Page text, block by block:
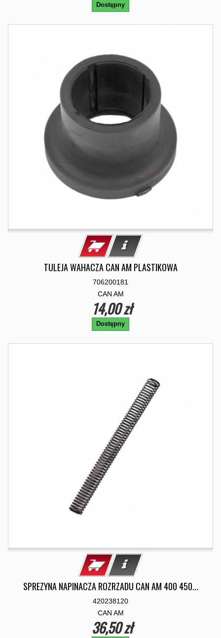
Dostępny
TULEJA WAHACZA CAN AM PLASTIKOWA
706200181
CAN AM
14,00 zł
Dostępny
SPREZYNA NAPINACZA ROZRZADU CAN AM 400 450...
420238120
CAN AM
36,50 zł